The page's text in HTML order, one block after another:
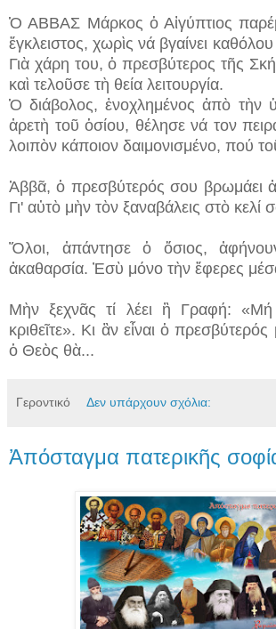
Ὁ ΑΒΒΑΣ Μάρκος ὁ Αἰγύπτιος
ἔγκλειστος, χωρὶς νά βγαίνει
Γιὰ χάρη του, ὁ πρεσβύτερος τῆς
καὶ τελοῦσε τὴ θεία λειτουργία.
Ὁ διάβολος, ἐνοχλημένος ἀπὸ τὴν
ἀρετὴ τοῦ ὁσίου, θέλησε νά τον
λοιπὸν κάποιον δαιμονισμένο, πού
Ἀββᾶ, ὁ πρεσβύτερός σου βρωμάει
Γι' αὐτὸ μὴν τὸν ξαναβάλεις στὸ κελί
Ὅλοι, ἀπάντησε ὁ ὅσιος,
ἀκαθαρσία. Ἐσὺ μόνο τὴν ἔφερες
Μὴν ξεχνᾶς τί λέει ἢ Γραφή: «Μή
κριθεῖτε». Κι ἂν εἶναι ὁ
ὁ Θεὸς θὰ...
Γεροντικό Δεν υπάρχουν σχόλια:
Ἀπόσταγμα πατερικῆς